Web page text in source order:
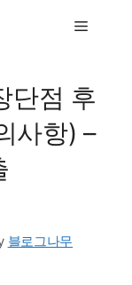
Menu
단점 후
사항) –
블로그나무